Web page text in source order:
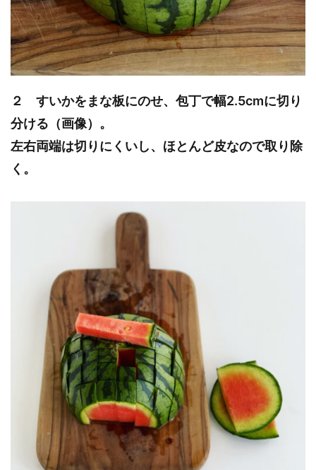
２ すいかをまな板にのせ、包丁で幅2.5cmに切り
分ける（画像）。
左右両端は切りにくいし、ほとんど皮なので取り除
く。